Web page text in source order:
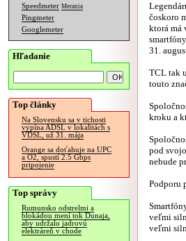
Speedmeter Merania
Pingmeter
Googlemeter
Hľadanie
Top články
Na Slovensku sa v tichosti
vypína ADSL v lokalitách s
VDSL, už 31. mája
Orange sa doťahuje na UPC
a O2, spustí 2.5 Gbps
pripojenie
Top správy
Rumunsko odstrelmi a
blokádou mení tok Dunaja,
aby udržalo jadrovú
elektráreň v chode
čoskoro
ktorá má
31.
TCL tak
touto
kroku a
pod
nebude
Podporu
veľmi
veľmi